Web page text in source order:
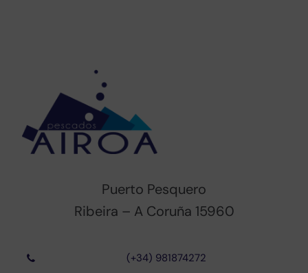
Puerto Pesquero
Ribeira – A Coruña 15960
(+34) 981874272